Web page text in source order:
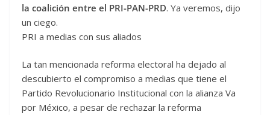
la coalición entre el PRI-PAN-PRD. Ya veremos, dijo
un ciego.
PRI a medias con sus aliados
La tan mencionada reforma electoral ha dejado al
descubierto el compromiso a medias que tiene el
Partido Revolucionario Institucional con la alianza Va
por México, a pesar de rechazar la reforma